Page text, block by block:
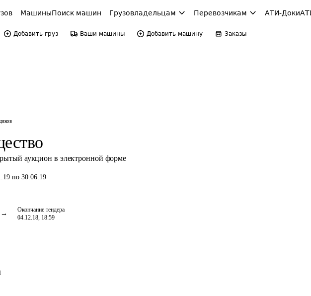
МашиныПоиск машин Грузовладельцам Перевозчикам АТИ-Доки
Добавить груз Ваши машины Добавить машину Заказы
аукцион в электронной форме
по 30.06.19
Окончание тендера
04.12.18, 18:59